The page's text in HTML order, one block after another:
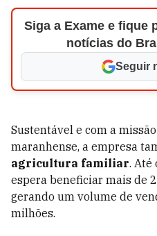
Siga a Exame e fique
notícias do
Seguir
Sustentável e com a
maranhense, a empresa
agricultura familiar. Até
espera beneficiar mais de
gerando um volume de
milhões.